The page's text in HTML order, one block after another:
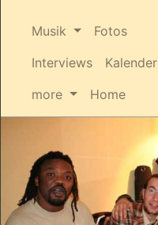
Musik
Fotos
Interviews
Kalender
more
Home